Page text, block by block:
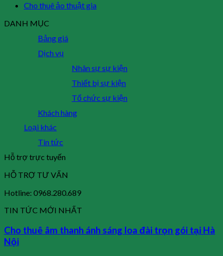
Cho thuê ảo thuật gia
DANH MỤC
Bảng giá
Dịch vụ
Nhân sự sự kiện
Thiết bị sự kiện
Tổ chức sự kiện
Khách hàng
Loại khác
Tin tức
Hỗ trợ trực tuyến
HỖ TRỢ TƯ VẤN
Hotline: 0968.280.689
TIN TỨC MỚI NHẤT
Cho thuê âm thanh ánh sáng loa đài trọn gói tại Hà
Nội